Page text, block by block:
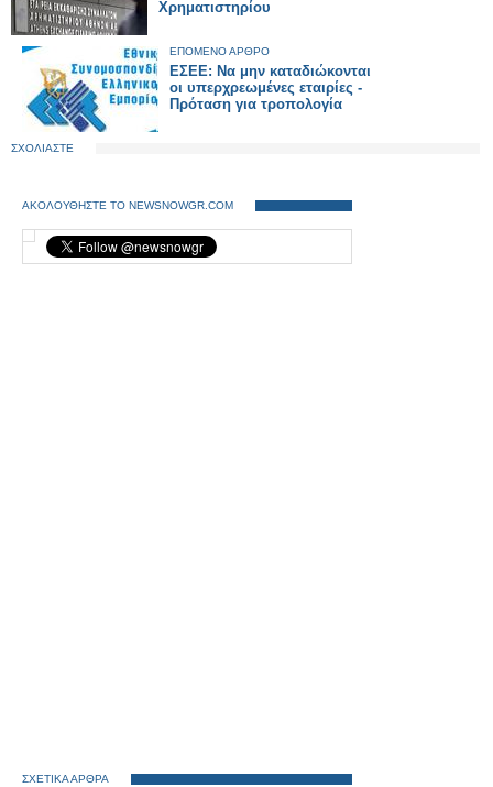
Χρηματιστηρίου
ΕΠΟΜΕΝΟ ΑΡΘΡΟ
ΕΣΕΕ: Να μην καταδιώκονται
οι υπερχρεωμένες εταιρίες -
Πρόταση για τροπολογία
ΣΧΟΛΙΑΣΤΕ
ΑΚΟΛΟΥΘΗΣΤΕ ΤΟ NEWSNOWGR.COM
ΣΧΕΤΙΚΑ ΑΡΘΡΑ